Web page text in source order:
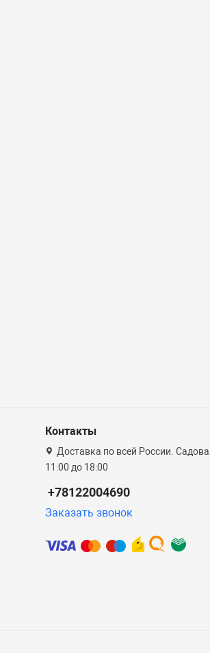
Контакты
Доставка по всей России.
11:00 до 18:00
+78122004690
Заказать звонок